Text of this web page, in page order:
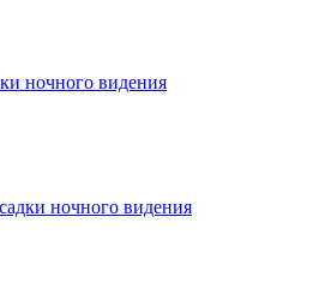
ночного видения
ночного видения